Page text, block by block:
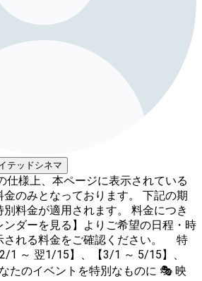
テッドシネマ
仕様上、本ページに表示されている
のみとなっております。 下記の期
料金が適用されます。 料金につき
ンダーを見る】よりご希望の日程・時
される料金をご確認ください。 特
1 ～ 翌1/15】、【3/1 ～ 5/15】、